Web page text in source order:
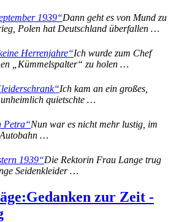
1939 Dann geht es von Mund zu
Polen hat Deutschland überfallen …
Herrenjahre Ich wurde zum Chef
„Kümmelspalter“ zu holen …
Ich kam an ein großes,
unheimlich quietschte …
Petra Nun war es nicht mehr lustig, im
…
1939 Die Rektorin Frau Lange trug
Seidenkleider …
Gedanken zur Zeit -